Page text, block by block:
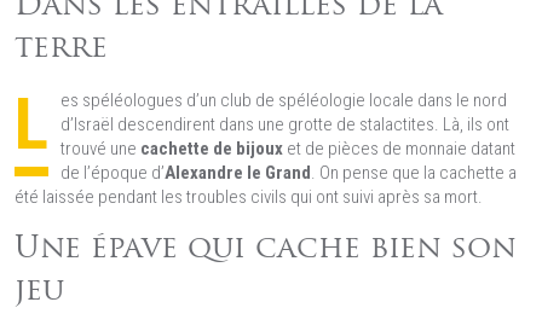
Dans les entrailles de la
terre
L
es spéléologues d’un club de spéléologie locale dans le nord
d’Israël descendirent dans une grotte de stalactites. Là, ils ont
trouvé une cachette de bijoux et de pièces de monnaie datant
de l’époque d’Alexandre le Grand . On pense que la cachette a
été laissée pendant les troubles civils qui ont suivi après sa mort.
Une épave qui cache bien son
jeu